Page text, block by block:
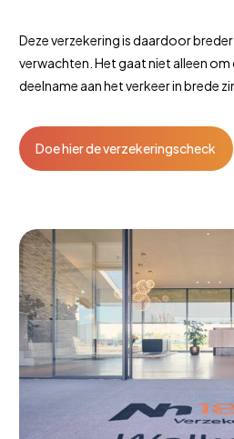
Deze verzekering is daardoor
verwachten. Het gaat niet alleen
deelname aan het verkeer in brede
Doe hier de verzekeringscheck